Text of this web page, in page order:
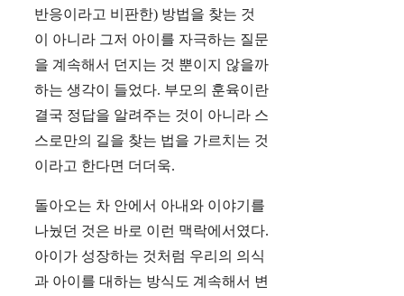
반응이라고 비판한) 방법을 찾는 것
이 아니라 그저 아이를 자극하는 질문
을 계속해서 던지는 것 뿐이지 않을까
하는 생각이 들었다. 부모의 훈육이란
결국 정답을 알려주는 것이 아니라 스
스로만의 길을 찾는 법을 가르치는 것
이라고 한다면 더더욱.
돌아오는 차 안에서 아내와 이야기를
나눴던 것은 바로 이런 맥락에서였다.
아이가 성장하는 것처럼 우리의 의식
과 아이를 대하는 방식도 계속해서 변